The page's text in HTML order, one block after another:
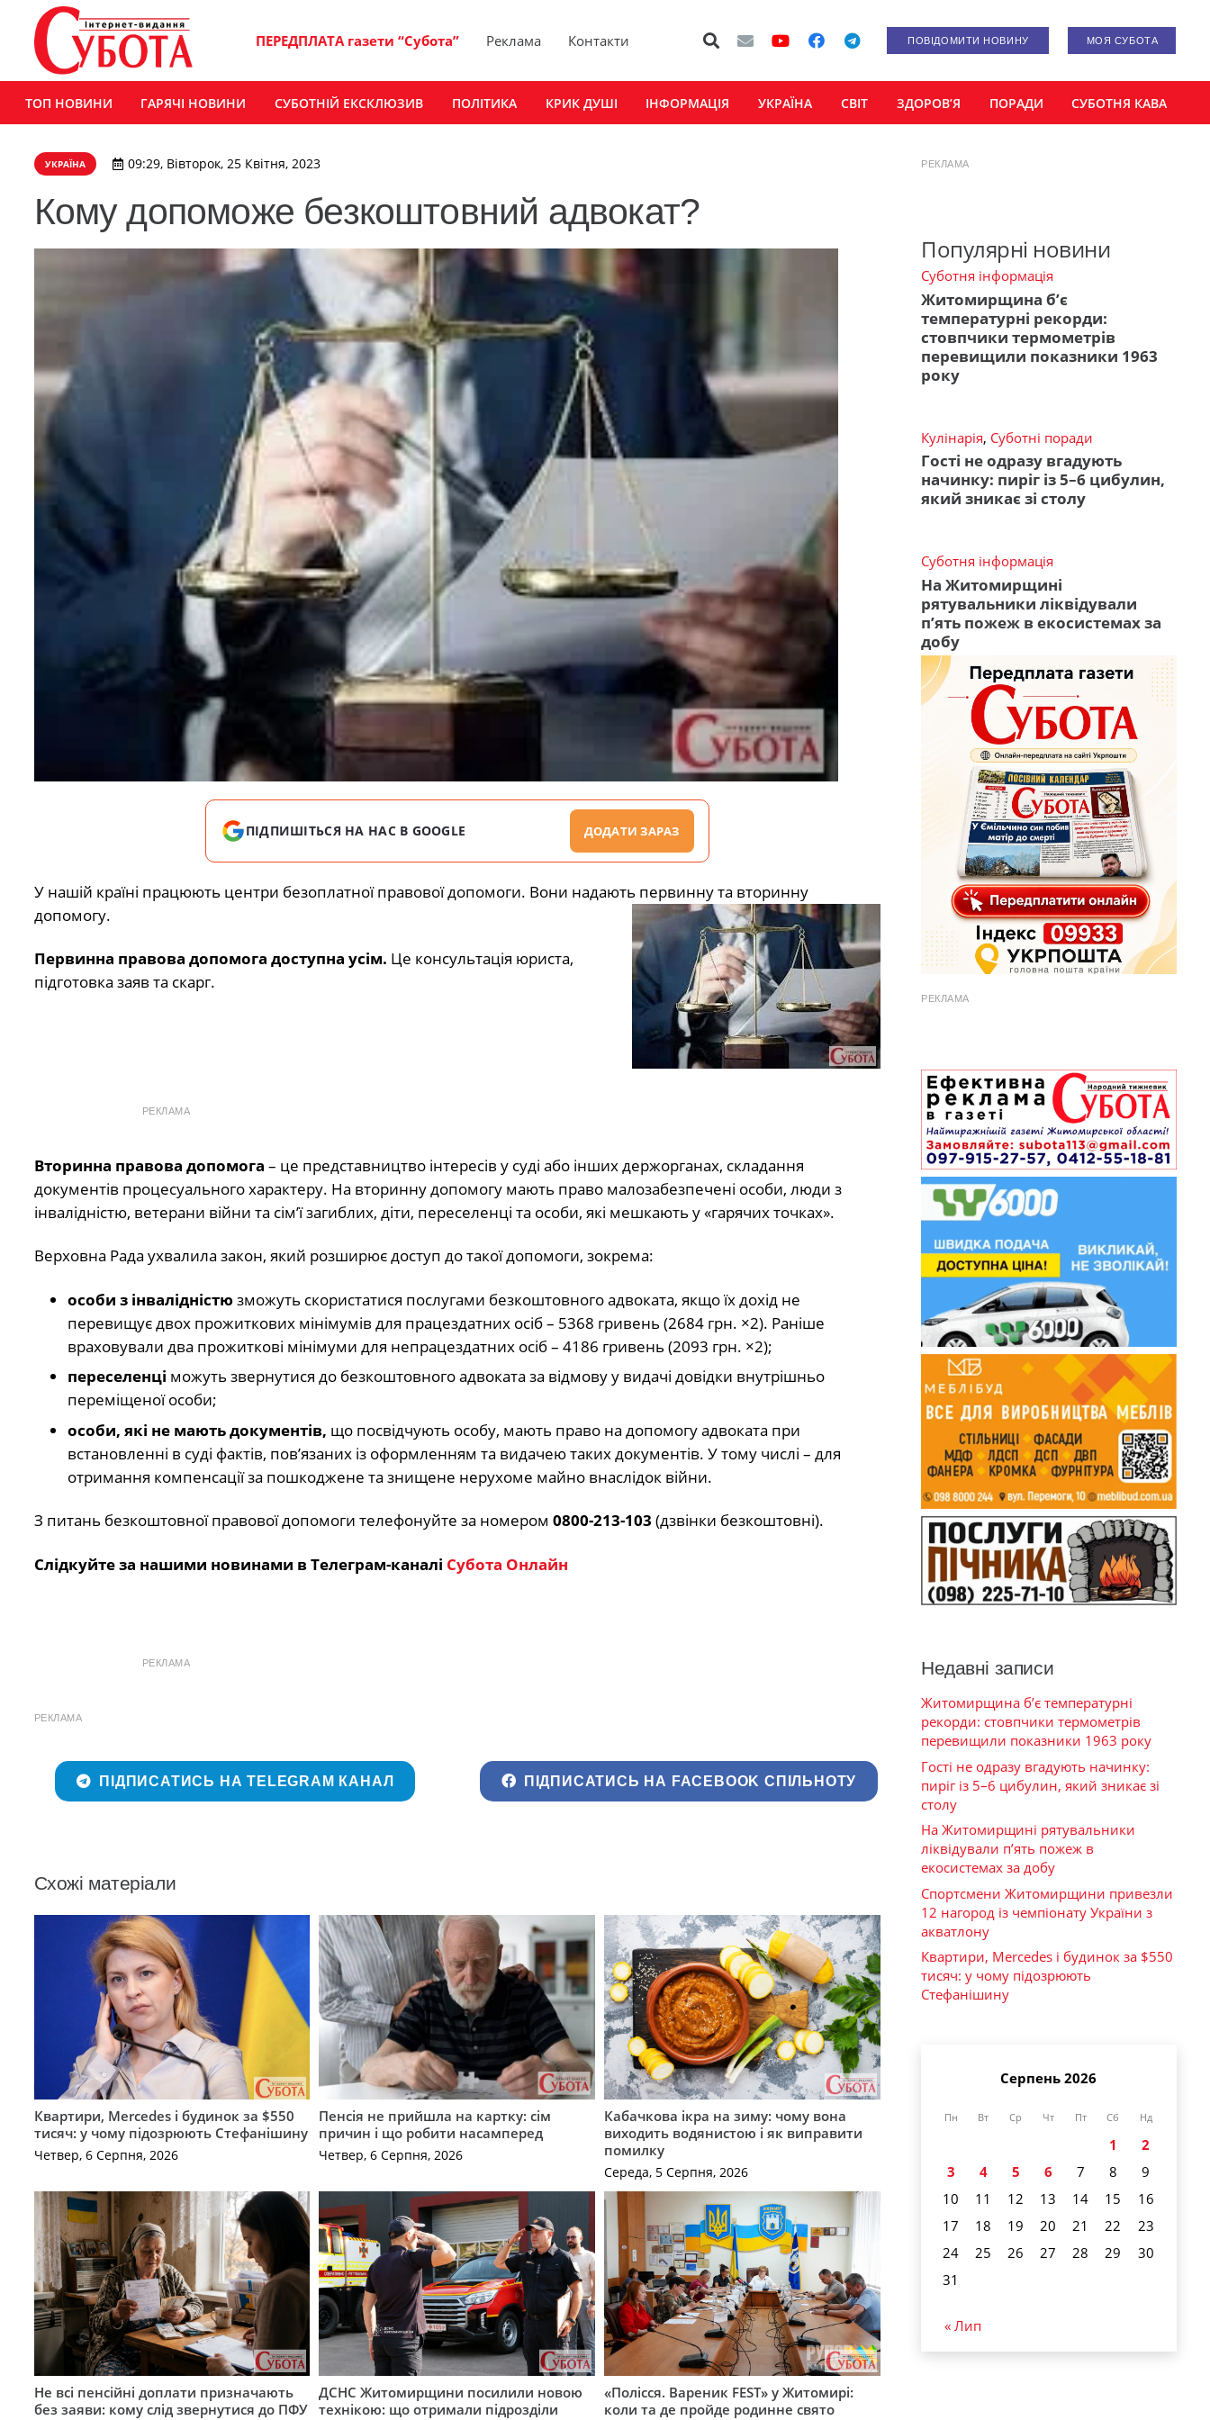
ПЕРЕДПЛАТА газети “Субота” Реклама Контакти ПОВІДОМИТИ НОВИНУ МОЯ СУБОТА
ТОП НОВИНИ ГАРЯЧІ НОВИНИ СУБОТНІЙ ЕКСКЛЮЗИВ ПОЛІТИКА КРИК ДУШІ ІНФОРМАЦІЯ УКРАЇНА СВІТ ЗДОРОВ’Я ПОРАДИ СУБОТНЯ КАВА
УКРАЇНА 09:29, Вівторок, 25 Квітня, 2023
Кому допоможе безкоштовний адвокат?
ПІДПИШІТЬСЯ НА НАС В GOOGLE ДОДАТИ ЗАРАЗ
У нашій країні працюють центри безоплатної правової допомоги. Вони надають первинну та вторинну
допомогу.
Первинна правова допомога доступна усім. Це консультація юриста,
підготовка заяв та скарг.
РЕКЛАМА
Вторинна правова допомога – це представництво інтересів у суді або інших держорганах, складання
документів процесуального характеру. На вторинну допомогу мають право малозабезпечені особи, люди з
інвалідністю, ветерани війни та сім’ї загиблих, діти, переселенці та особи, які мешкають у «гарячих точках».
Верховна Рада ухвалила закон, який розширює доступ до такої допомоги, зокрема:
особи з інвалідністюзможуть скористатися послугами безкоштовного адвоката, якщо їх дохід не
перевищує двох прожиткових мінімумів для працездатних осіб – 5368 гривень (2684 грн. ×2). Раніше
враховували два прожиткові мінімуми для непрацездатних осіб – 4186 гривень (2093 грн. ×2);
переселенці можуть звернутися до безкоштовного адвоката за відмову у видачі довідки внутрішньо
переміщеної особи;
особи, які не мають документів, що посвідчують особу, мають право на допомогу адвоката при
встановленні в суді фактів, пов’язаних із оформленням та видачею таких документів. У тому числі – для
отримання компенсації за пошкоджене та знищене нерухоме майно внаслідок війни.
З питань безкоштовної правової допомоги телефонуйте за номером 0800-213-103 (дзвінки безкоштовні).
Слідкуйте за нашими новинами в Телеграм-каналі Субота Онлайн
РЕКЛАМА
РЕКЛАМА
ПІДПИСАТИСЬ НА TELEGRAM КАНАЛ ПІДПИСАТИСЬ НА FACEBOOK СПІЛЬНОТУ
Схожі матеріали
Квартири, Mercedes і будинок за $550
тисяч: у чому підозрюють Стефанішину
Четвер, 6 Серпня, 2026
Пенсія не прийшла на картку: сім
причин і що робити насамперед
Четвер, 6 Серпня, 2026
Кабачкова ікра на зиму: чому вона
виходить водянистою і як виправити
помилку
Середа, 5 Серпня, 2026
Не всі пенсійні доплати призначають
без заяви: кому слід звернутися до ПФУ
ДСНС Житомирщини посилили новою
технікою: що отримали підрозділи
«Полісся. Вареник FEST» у Житомирі:
коли та де пройде родинне свято
РЕКЛАМА
Популярні новини
Суботня інформація
Житомирщина б’є
температурні рекорди:
стовпчики термометрів
перевищили показники 1963
року
Кулінарія, Суботні поради
Гості не одразу вгадують
начинку: пиріг із 5–6 цибулин,
який зникає зі столу
Суботня інформація
На Житомирщині
рятувальники ліквідували
п’ять пожеж в екосистемах за
добу
РЕКЛАМА
Недавні записи
Житомирщина б’є температурні
рекорди: стовпчики термометрів
перевищили показники 1963 року
Гості не одразу вгадують начинку:
пиріг із 5–6 цибулин, який зникає зі
столу
На Житомирщині рятувальники
ліквідували п’ять пожеж в
екосистемах за добу
Спортсмени Житомирщини привезли
12 нагород із чемпіонату України з
акватлону
Квартири, Mercedes і будинок за $550
тисяч: у чому підозрюють
Стефанішину
Серпень 2026
Пн Вт Ср Чт Пт Сб Нд
1
2
3
4 5 6 7 8
9
10
11 12 13 14 15
16
17
18 19 20 21 22
23
24
25 26 27 28 29
30
31
« Лип